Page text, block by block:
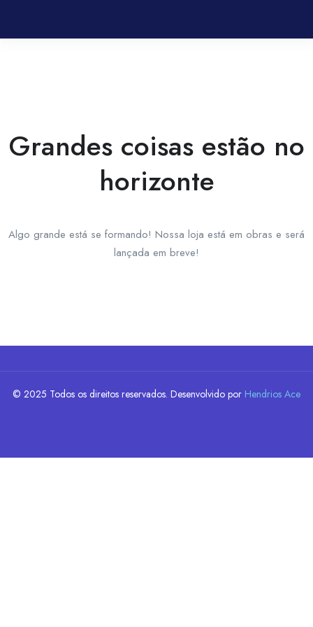
Grandes coisas estão no
horizonte
Algo grande está se formando! Nossa loja está em obras e será
lançada em breve!
© 2025 Todos os direitos reservados. Desenvolvido por Hendrios Ace